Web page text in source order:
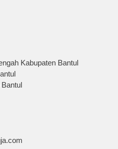
Kabupaten Bantul